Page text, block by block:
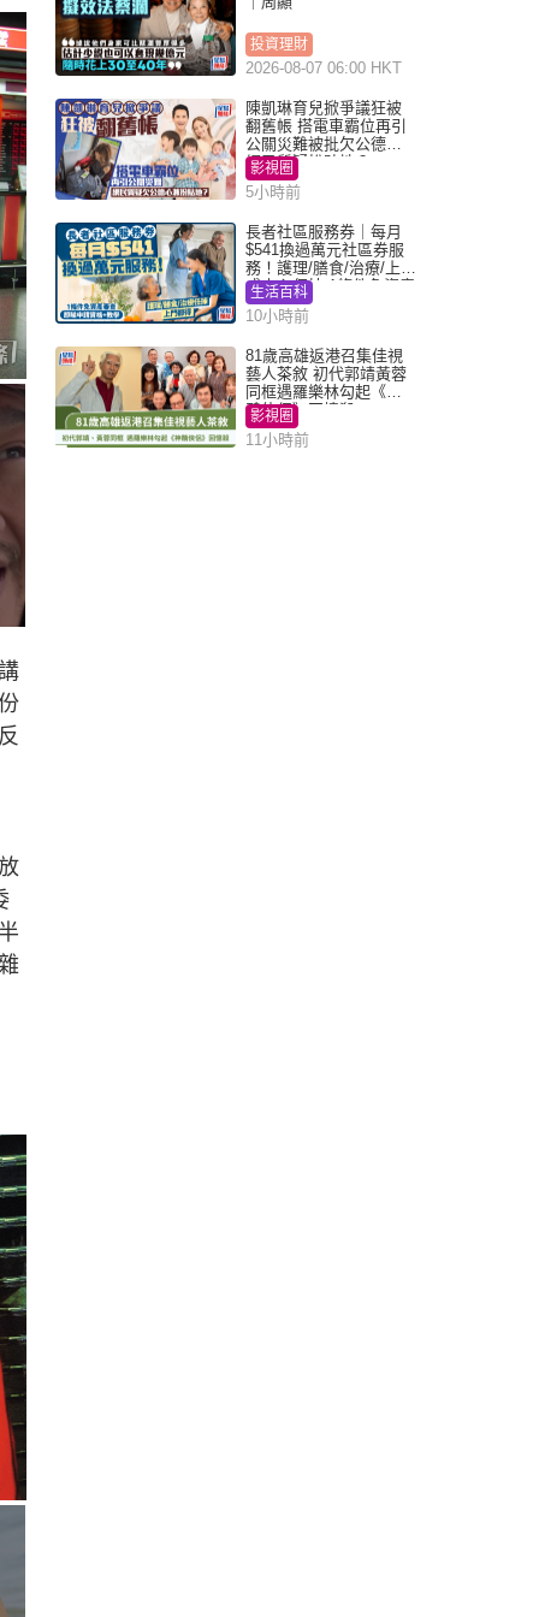
投資理財
2026-08-07 06:00 HKT
陳凱琳育兒掀爭議狂被
翻舊帳 搭電車霸位再引
公關災難被批欠公德心
網民質疑扮貼地？
影視圈
5小時前
長者社區服務券｜每月
$541換過萬元社區券服
務！護理/膳食/治療/上門
或中心任揀 1條件免資產
審查（附申請資格及教
學）
生活百科
10小時前
81歲高雄返港召集佳視
藝人茶敘 初代郭靖黃蓉
同框遇羅樂林勾起《神
鵰俠侶》回憶殺
影視圈
11小時前